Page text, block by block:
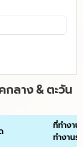
กลาง & ตะวัน
ที่ทำงา
ทำงานร